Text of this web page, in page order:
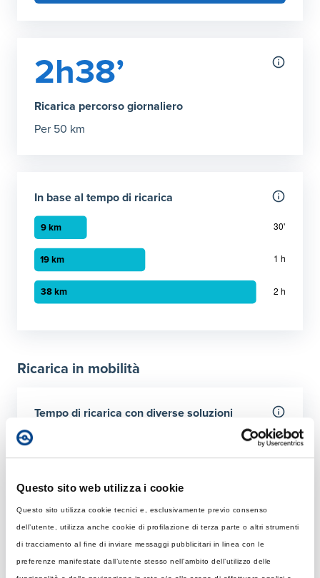
Questo sito web utilizza i cookie
Questo sito utilizza cookie tecnici e, esclusivamente previo consenso
dell’utente, utilizza anche cookie di profilazione di terza parte o altri strumenti
di tracciamento al fine di inviare messaggi pubblicitari in linea con le
preferenze manifestate dall’utente stesso nell’ambito dell’utilizzo delle
2h38’
Ricarica percorso giornaliero
Per 50 km
In base al tempo di ricarica
2 ora:38 km
Ricarica in mobilità
Tempo di ricarica con diverse soluzioni
Tempo di ricarica con 22 kW
Rapida: tempo necessario per ricaricare 50 km
Elemento 1:43 minuti
Ultraveloce
Colonnina DC 150 kW